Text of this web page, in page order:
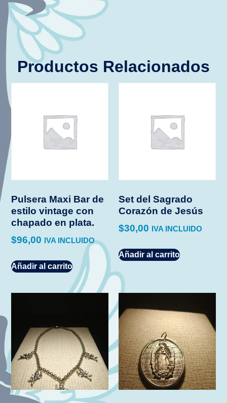
Productos Relacionados
Pulsera Maxi Bar de
estilo vintage con
chapado en plata.
$96,00 IVA INCLUIDO
Añadir al carrito
Set del Sagrado
Corazón de Jesús
$30,00 IVA INCLUIDO
Añadir al carrito